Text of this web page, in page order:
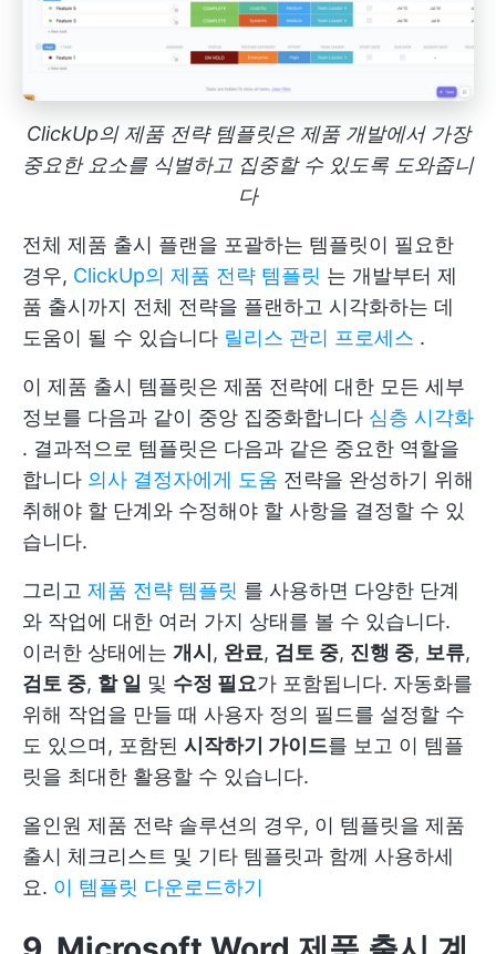
ClickUp의 제품 전략 템플릿은 제품 개발에서 가장
중요한 요소를 식별하고 집중할 수 있도록 도와줍니
다
전체 제품 출시 플랜을 포괄하는 템플릿이 필요한
경우, ClickUp의 제품 전략 템플릿 는 개발부터 제
품 출시까지 전체 전략을 플랜하고 시각화하는 데
도움이 될 수 있습니다 릴리스 관리 프로세스 .
이 제품 출시 템플릿은 제품 전략에 대한 모든 세부
정보를 다음과 같이 중앙 집중화합니다 심층 시각화
. 결과적으로 템플릿은 다음과 같은 중요한 역할을
합니다 의사 결정자에게 도움 전략을 완성하기 위해
취해야 할 단계와 수정해야 할 사항을 결정할 수 있
습니다.
그리고 제품 전략 템플릿 를 사용하면 다양한 단계
와 작업에 대한 여러 가지 상태를 볼 수 있습니다.
이러한 상태에는 개시 , 완료, 검토 중, 진행 중, 보류,
검토 중, 할 일 및 수정 필요가 포함됩니다. 자동화를
위해 작업을 만들 때 사용자 정의 필드를 설정할 수
도 있으며, 포함된 시작하기 가이드를 보고 이 템플
릿을 최대한 활용할 수 있습니다.
올인원 제품 전략 솔루션의 경우, 이 템플릿을 제품
출시 체크리스트 및 기타 템플릿과 함께 사용하세
요. 이 템플릿 다운로드하기